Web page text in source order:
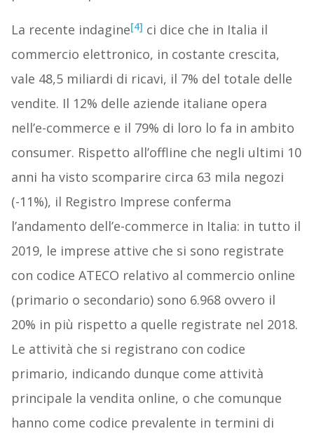
La recente indagine[4] ci dice che in Italia il
commercio elettronico, in costante crescita,
vale 48,5 miliardi di ricavi, il 7% del totale delle
vendite. Il 12% delle aziende italiane opera
nell’e-commerce e il 79% di loro lo fa in ambito
consumer. Rispetto all’offline che negli ultimi 10
anni ha visto scomparire circa 63 mila negozi
(-11%), il Registro Imprese conferma
l’andamento dell’e-commerce in Italia: in tutto il
2019, le imprese attive che si sono registrate
con codice ATECO relativo al commercio online
(primario o secondario) sono 6.968 ovvero il
20% in più rispetto a quelle registrate nel 2018.
Le attività che si registrano con codice
primario, indicando dunque come attività
principale la vendita online, o che comunque
hanno come codice prevalente in termini di